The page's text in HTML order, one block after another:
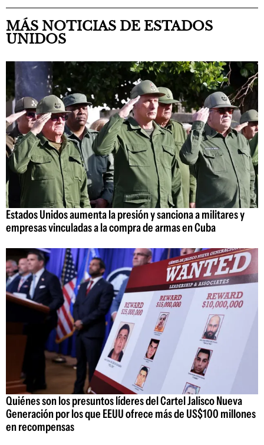
MÁS NOTICIAS DE ESTADOS
UNIDOS
Estados Unidos aumenta la presión y sanciona a militares y
empresas vinculadas a la compra de armas en Cuba
Quiénes son los presuntos líderes del Cartel Jalisco Nueva
Generación por los que EEUU ofrece más de US$100 millones
en recompensas